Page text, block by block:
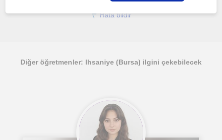
Hata bildir
Diğer öğretmenler: Ihsaniye (Bursa) ilgini çekebilecek